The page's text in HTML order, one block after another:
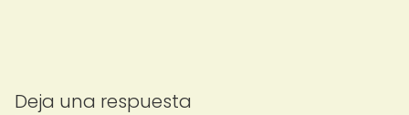
Deja una respuesta